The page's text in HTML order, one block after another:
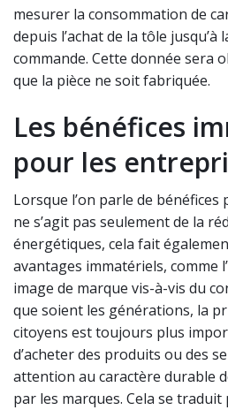
mesurer la consommation de
depuis l’achat de la tôle jusqu’à
commande. Cette donnée sera
que la pièce ne soit fabriquée.
Les bénéfices
pour les
Lorsque l’on parle de
ne s’agit pas seulement de la
énergétiques, cela fait
avantages immatériels, comme
image de marque vis-à-vis du
que soient les générations, la
citoyens est toujours plus
d’acheter des produits ou des
attention au caractère durable
par les marques. Cela se